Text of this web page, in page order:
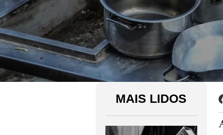
MAIS LIDOS